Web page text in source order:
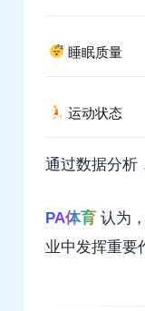
睡眠质量
运动状态
通过数据分析
PA体育 认为
业中发挥重要